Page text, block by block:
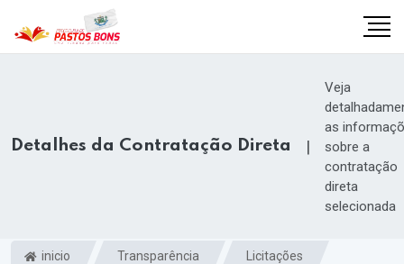
Detalhes da Contratação Direta |
Veja
as
sobre a
contratação
direta
selecionada
inicio Transparência Licitações